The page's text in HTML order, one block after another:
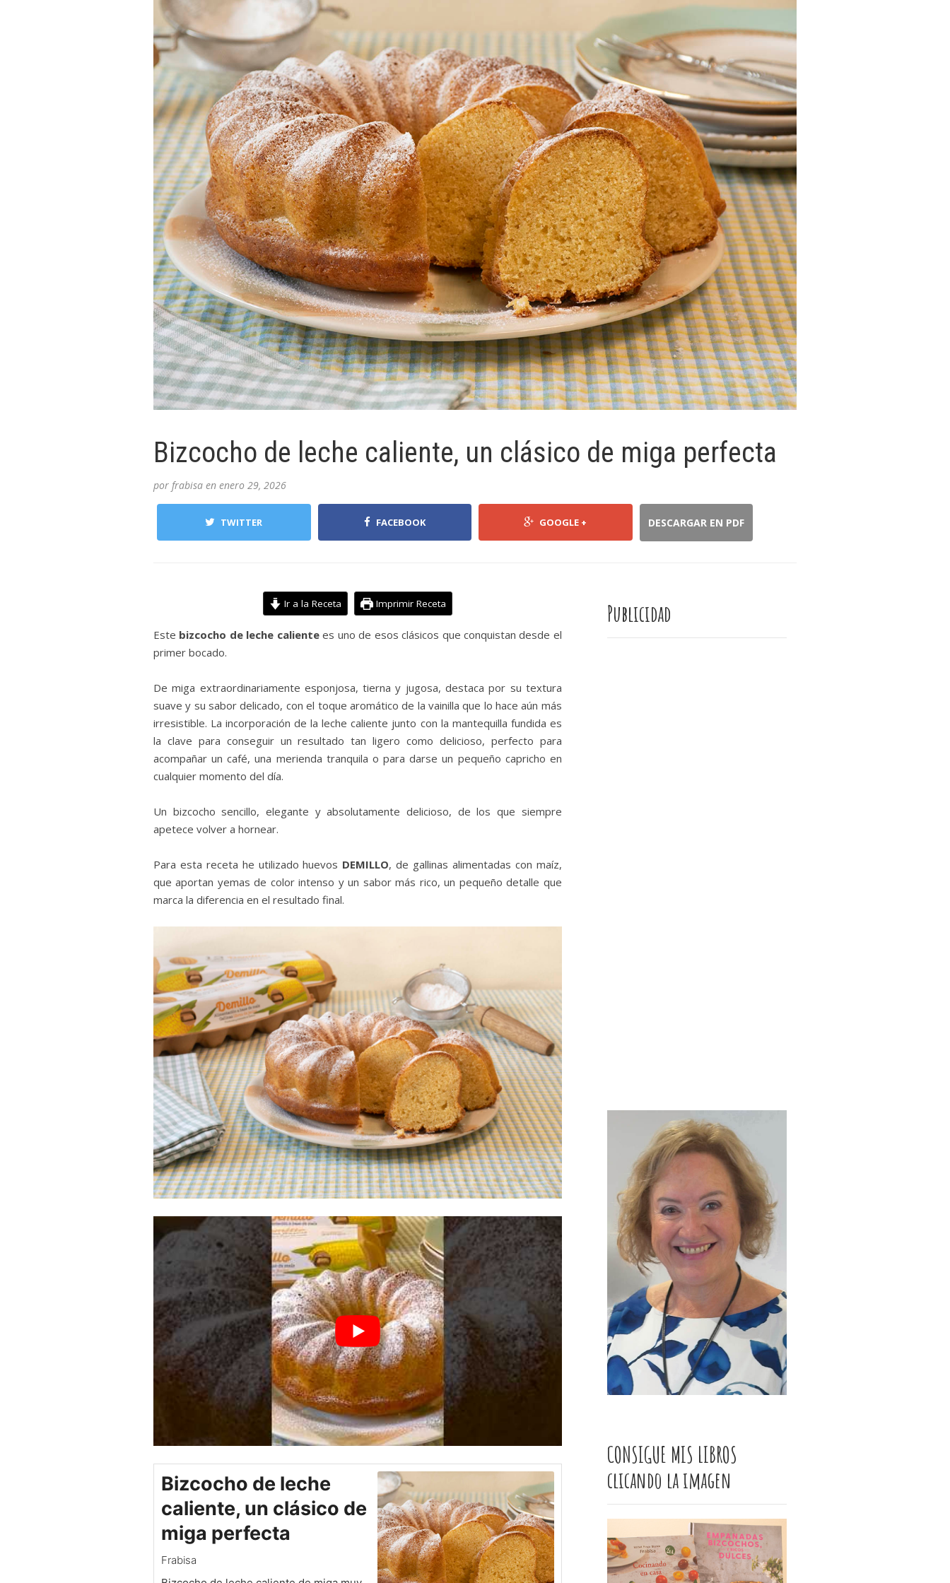
Bizcocho de leche caliente, un clásico de miga perfecta
por frabisa en enero 29, 2026
TWITTER FACEBOOK GOOGLE + DESCARGAR EN PDF
Ir a la Receta Imprimir Receta
Este bizcocho de leche calientees uno de esos clásicos que conquistan desde el
primer bocado.
De miga extraordinariamente esponjosa, tierna y jugosa, destaca por su textura
suave y su sabor delicado, con el toque aromático de la vainilla que lo hace aún más
irresistible. La incorporación de la leche caliente junto con la mantequilla fundida es
la clave para conseguir un resultado tan ligero como delicioso, perfecto para
acompañar un café, una merienda tranquila o para darse un pequeño capricho en
cualquier momento del día.
Un bizcocho sencillo, elegante y absolutamente delicioso, de los que siempre
apetece volver a hornear.
Para esta receta he utilizado huevos DEMILLO, de gallinas alimentadas con maíz,
que aportan yemas de color intenso y un sabor más rico, un pequeño detalle que
marca la diferencia en el resultado final.
Bizcocho de leche
caliente, un clásico de
miga perfecta
Frabisa
Publicidad
CONSIGUE MIS LIBROS
clicando la imagen